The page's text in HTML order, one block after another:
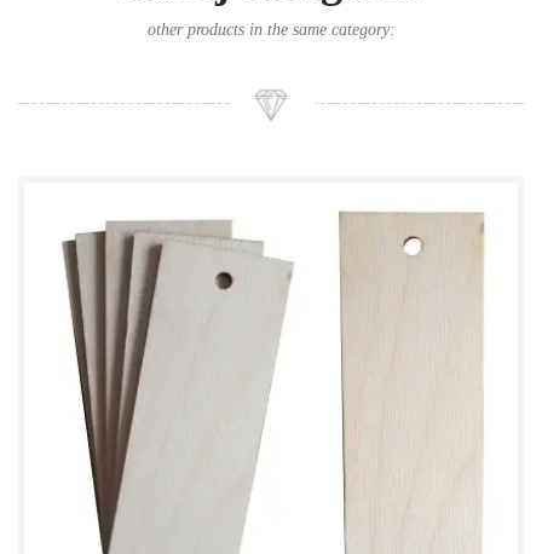
other products in the same category: